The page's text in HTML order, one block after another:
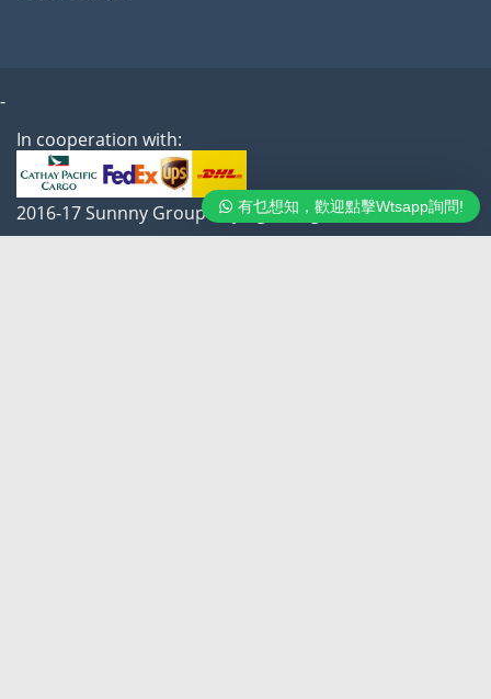
有乜想知，歡迎點擊Wtsapp詢問!
-
In cooperation with:
2016-17 Sunnny Group Buying All Rights reserved